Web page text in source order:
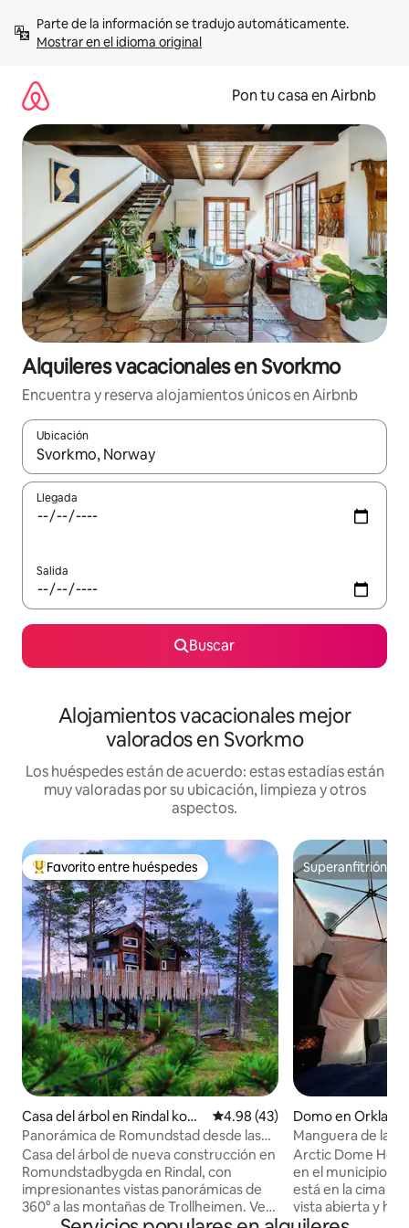
contenidoMostrar en el idioma original
Pon tu casa en Airbnb
Alquileres vacacionales en Svorkmo
Encuentra y reserva alojamientos únicos en Airbnb
Ubicación
Cuando los resultados estén disponibles, navega con las
Llegada
Salida
Buscar
Alojamientos vacacionales mejor
valorados en Svorkmo
Los huéspedes están de acuerdo: estas estadías están
muy valoradas por su ubicación, limpieza y otros
aspectos.
Favorito entre huéspedes preferido
Favorito entre huéspedes
Casa del árbol en Rindal kom
mune
Calificación promedio: 4.98 de
4.98 (43)
Panorámica de Romundstad desde las
alturas
Casa del árbol de nueva construcción en
Romundstadbygda en Rindal, con
impresionantes vistas panorámicas de
360° a las montañas de Trollheimen. Ven
aquí y disfruta de la vista en un entorno
Superanfitrión
Superanfitrión
Domo en Orkland
Manguera de la
Arctic Dome
en el municipio
está en la cima
vista abierta y
hacia las